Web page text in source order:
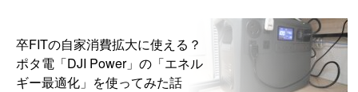
卒FITの自家消費拡大に使える？
ポタ電「DJI Power」の「エネル
ギー最適化」を使ってみた話